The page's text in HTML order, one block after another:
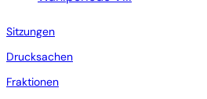
Sitzungen
Drucksachen
Fraktionen